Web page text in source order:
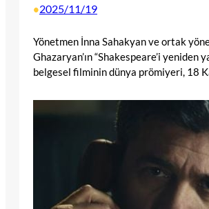
•2025/11/19
Yönetmen İnna Sahakyan ve ortak
Ghazaryan’ın “Shakespeare’i yeniden
belgesel filminin dünya prömiyeri, 18